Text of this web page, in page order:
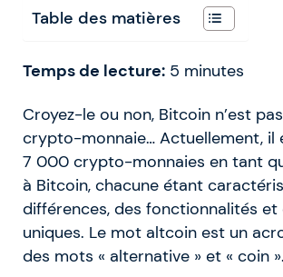
Table des matières
Temps de lecture: 5 minutes
Croyez-le ou non, Bitcoin n’est
crypto-monnaie… Actuellement, il
7 000 crypto-monnaies en tant
à Bitcoin, chacune étant
différences, des fonctionnalités
uniques. Le mot altcoin est un
des mots « alternative » et « coin